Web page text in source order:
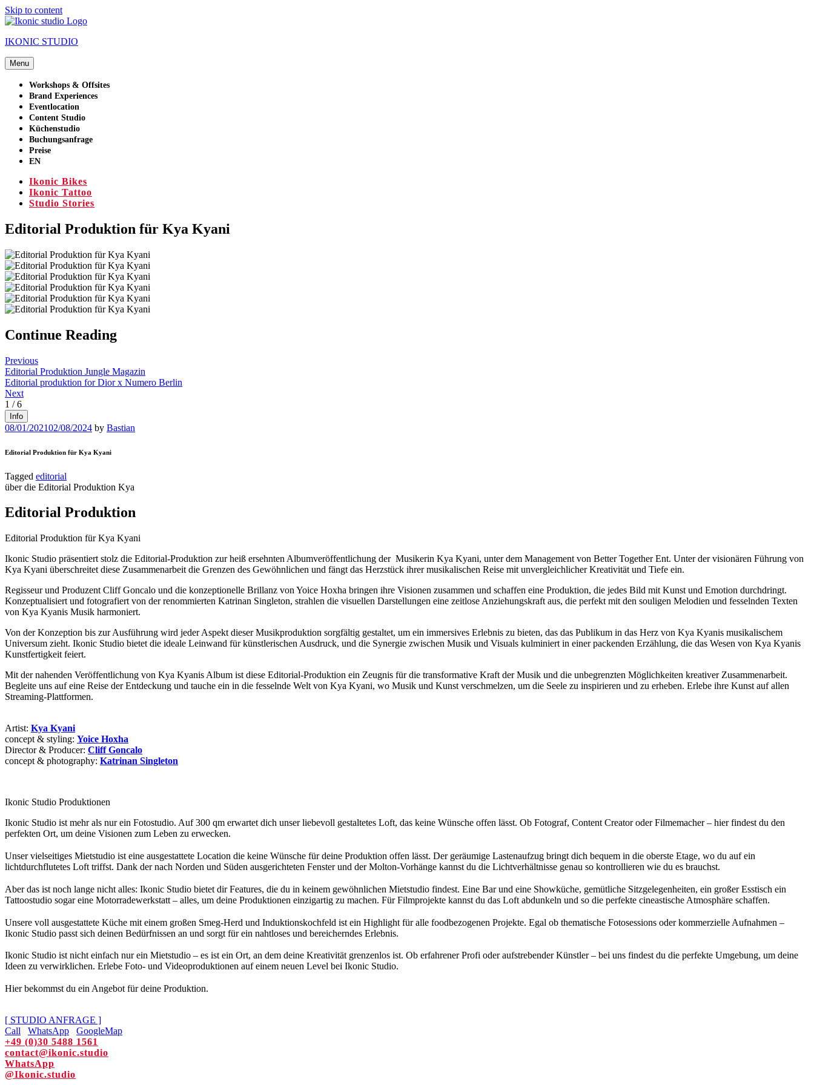
Skip to content
IKONIC STUDIO
Menu
Workshops & Offsites
Brand Experiences
Eventlocation
Content Studio
Küchenstudio
Buchungsanfrage
Preise
EN
Ikonic Bikes
Ikonic Tattoo
Studio Stories
Editorial Produktion für Kya Kyani
Continue Reading
Previous
Editorial Produktion Jungle Magazin
Editorial produktion for Dior x Numero Berlin
Next
1 /6
Info
08/01/202102/08/2024 by Bastian
Editorial Produktion für Kya Kyani
Tagged editorial
über die Editorial Produktion Kya
Editorial Produktion
Editorial Produktion für Kya Kyani
Ikonic Studio präsentiert stolz die Editorial-Produktion zur heiß ersehnten Albumveröffentlichung der Musikerin Kya Kyani, unter dem Management von Better Together Ent. Unter der visionären Führung von
Kya Kyani überschreitet diese Zusammenarbeit die Grenzen des Gewöhnlichen und fängt das Herzstück ihrer musikalischen Reise mit unvergleichlicher Kreativität und Tiefe ein.
Regisseur und Produzent Cliff Goncalo und die konzeptionelle Brillanz von Yoice Hoxha bringen ihre Visionen zusammen und schaffen eine Produktion, die jedes Bild mit Kunst und Emotion durchdringt.
Konzeptualisiert und fotografiert von der renommierten Katrinan Singleton, strahlen die visuellen Darstellungen eine zeitlose Anziehungskraft aus, die perfekt mit den souligen Melodien und fesselnden Texten
von Kya Kyanis Musik harmoniert.
Von der Konzeption bis zur Ausführung wird jeder Aspekt dieser Musikproduktion sorgfältig gestaltet, um ein immersives Erlebnis zu bieten, das das Publikum in das Herz von Kya Kyanis musikalischem
Universum zieht. Ikonic Studio bietet die ideale Leinwand für künstlerischen Ausdruck, und die Synergie zwischen Musik und Visuals kulminiert in einer packenden Erzählung, die das Wesen von Kya Kyanis
Kunstfertigkeit feiert.
Mit der nahenden Veröffentlichung von Kya Kyanis Album ist diese Editorial-Produktion ein Zeugnis für die transformative Kraft der Musik und die unbegrenzten Möglichkeiten kreativer Zusammenarbeit.
Begleite uns auf eine Reise der Entdeckung und tauche ein in die fesselnde Welt von Kya Kyani, wo Musik und Kunst verschmelzen, um die Seele zu inspirieren und zu erheben. Erlebe ihre Kunst auf allen
Streaming-Plattformen.
Artist: Kya Kyani
concept & styling: Yoice Hoxha
Director & Producer: Cliff Goncalo
concept & photography: Katrinan Singleton
Ikonic Studio Produktionen
Ikonic Studio ist mehr als nur ein Fotostudio. Auf 300 qm erwartet dich unser liebevoll gestaltetes Loft, das keine Wünsche offen lässt. Ob Fotograf, Content Creator oder Filmemacher – hier findest du den
perfekten Ort, um deine Visionen zum Leben zu erwecken.
Unser vielseitiges Mietstudio ist eine ausgestattete Location die keine Wünsche für deine Produktion offen lässt. Der geräumige Lastenaufzug bringt dich bequem in die oberste Etage, wo du auf ein
lichtdurchflutetes Loft triffst. Dank der nach Norden und Süden ausgerichteten Fenster und der Molton-Vorhänge kannst du die Lichtverhältnisse genau so kontrollieren wie du es brauchst.
Aber das ist noch lange nicht alles: Ikonic Studio bietet dir Features, die du in keinem gewöhnlichen Mietstudio findest. Eine Bar und eine Showküche, gemütliche Sitzgelegenheiten, ein großer Esstisch ein
Tattoostudio sogar eine Motorradewerkstatt – alles, um deine Produktionen einzigartig zu machen. Für Filmprojekte kannst du das Loft abdunkeln und so die perfekte cineastische Atmosphäre schaffen.
Unsere voll ausgestattete Küche mit einem großen Smeg-Herd und Induktionskochfeld ist ein Highlight für alle foodbezogenen Projekte. Egal ob thematische Fotosessions oder kommerzielle Aufnahmen –
Ikonic Studio passt sich deinen Bedürfnissen an und sorgt für ein nahtloses und bereicherndes Erlebnis.
Ikonic Studio ist nicht einfach nur ein Mietstudio – es ist ein Ort, an dem deine Kreativität grenzenlos ist. Ob erfahrener Profi oder aufstrebender Künstler – bei uns findest du die perfekte Umgebung, um deine
Ideen zu verwirklichen. Erlebe Foto- und Videoproduktionen auf einem neuen Level bei Ikonic Studio.
Hier bekommst du ein Angebot für deine Produktion.
[ STUDIO ANFRAGE ]
Call
WhatsApp
GoogleMap
+49 (0)30 5488 1561
contact@ikonic.studio
WhatsApp
@Ikonic.studio